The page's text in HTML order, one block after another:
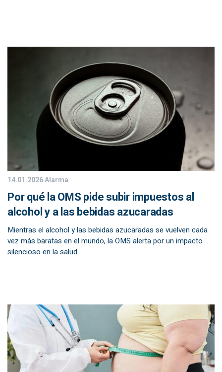
14.01.2026Alarma
Por qué la OMS pide subir impuestos al
alcohol y a las bebidas azucaradas
Mientras el alcohol y las bebidas azucaradas se vuelven cada
vez más baratas en el mundo, la OMS alerta por un impacto
silencioso en la salud.